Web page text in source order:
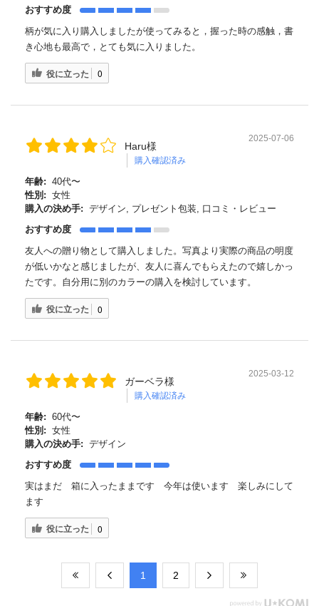
おすすめ度
柄が気に入り購入しましたが使ってみると，握った時の感触，書
き心地も最高で，とても気に入りました。
役に立った 0
Haru様
購入確認済み
2025-07-06
年齢: 40代〜
性別: 女性
購入の決め手: デザイン, プレゼント包装, 口コミ・レビュー
おすすめ度
友人への贈り物として購入しました。写真より実際の商品の明度
が低いかなと感じましたが、友人に喜んでもらえたので嬉しかっ
たです。自分用に別のカラーの購入を検討しています。
役に立った 0
ガーベラ様
購入確認済み
2025-03-12
年齢: 60代〜
性別: 女性
購入の決め手: デザイン
おすすめ度
実はまだ 箱に入ったままです 今年は使います 楽しみにして
ます
役に立った 0
​1 ​2